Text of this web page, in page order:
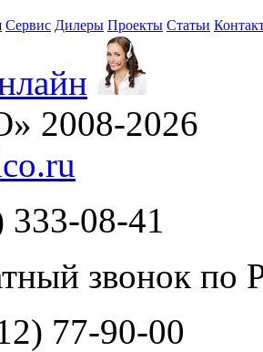
Сервис Дилеры Проекты Статьи
2008-2026
333-08-41
звонок по
77-90-00